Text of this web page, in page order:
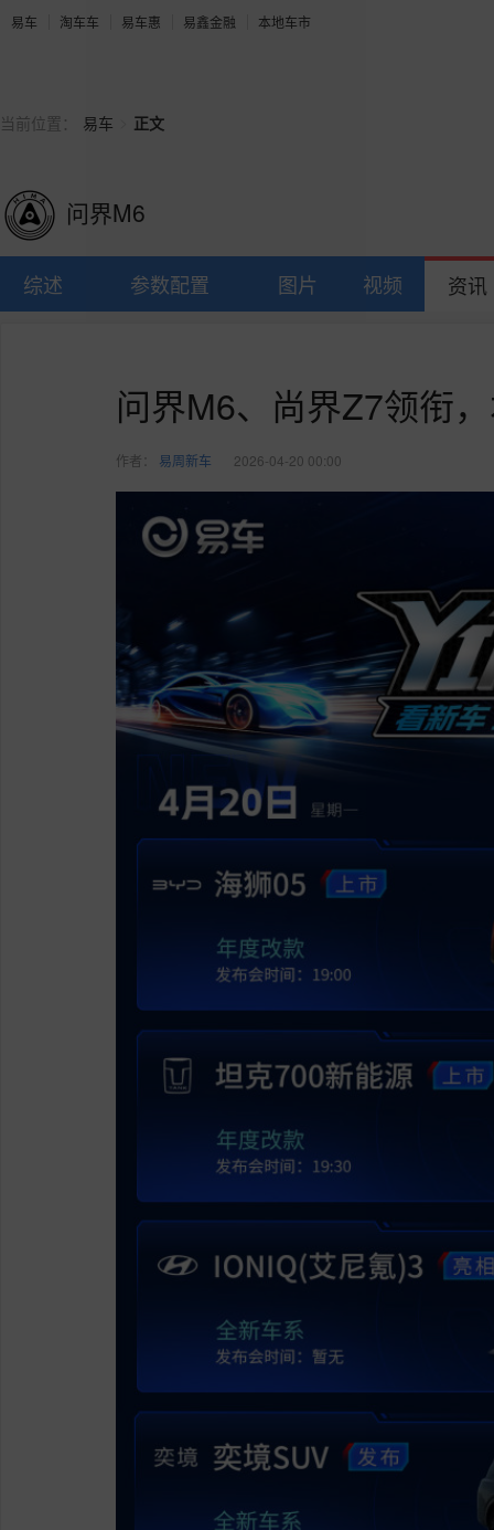
易车 淘车车 易车惠 易鑫金融 本地车市
当前位置： 易车 正文
问界M6
综述 参数配置 图片 视频 资讯
问界M6、尚界Z7领衔
作者： 易周新车 2026-04-20 00:00